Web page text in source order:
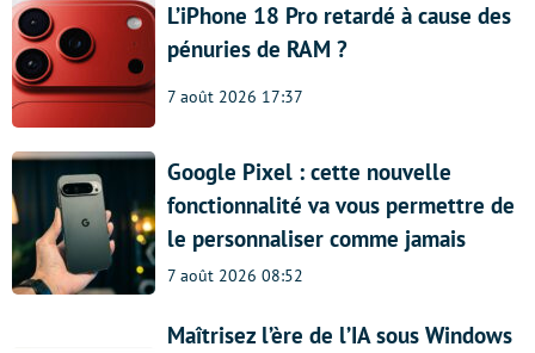
L’iPhone 18 Pro retardé à cause des
pénuries de RAM ?
7 août 2026 17:37
Google Pixel : cette nouvelle
fonctionnalité va vous permettre de
le personnaliser comme jamais
7 août 2026 08:52
Maîtrisez l’ère de l’IA sous Windows